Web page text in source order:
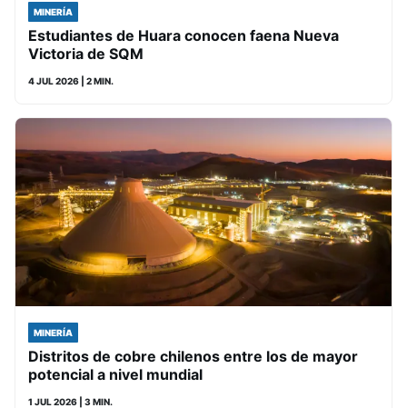
MINERÍA
Estudiantes de Huara conocen faena Nueva
Victoria de SQM
4 JUL 2026 | 2 MIN.
MINERÍA
Distritos de cobre chilenos entre los de mayor
potencial a nivel mundial
1 JUL 2026 | 3 MIN.